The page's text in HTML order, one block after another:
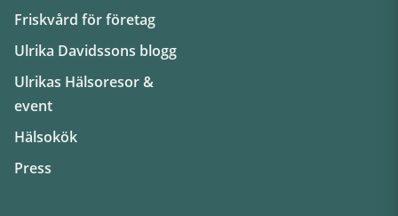
Friskvård för företag
Ulrika Davidssons blogg
Ulrikas Hälsoresor &
event
Hälsokök
Press